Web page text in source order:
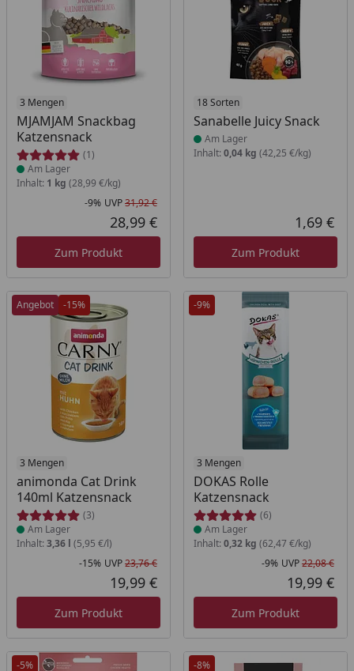
3 Mengen
MJAMJAM Snackbag
Katzensnack
(1)
Produkt am Lager
Am Lager
Inhalt: 1 kg (28,99 €/kg)
Rabatt in Prozent
-9%
Ursprünglicher Preis
UVP31,92 €
Aktueller Preis
28,99 €
Zum Produkt
18 Sorten
Sanabelle Juicy Snack
Produkt am Lager
Am Lager
Inhalt: 0,04 kg (42,25 €/kg)
1,69 €
Zum Produkt
Angebot -15%
3 Mengen
animonda Cat Drink
140ml Katzensnack
(3)
Produkt am Lager
Am Lager
Inhalt: 3,36 l (5,95 €/l)
Rabatt in Prozent
-15%
Ursprünglicher Preis
UVP23,76 €
Aktueller Preis
19,99 €
Zum Produkt
-9%
3 Mengen
DOKAS Rolle
Katzensnack
(6)
Produkt am Lager
Am Lager
Inhalt: 0,32 kg (62,47 €/kg)
-9% UVP22,08 €
19,99 €
Zum Produkt
-5% -8%